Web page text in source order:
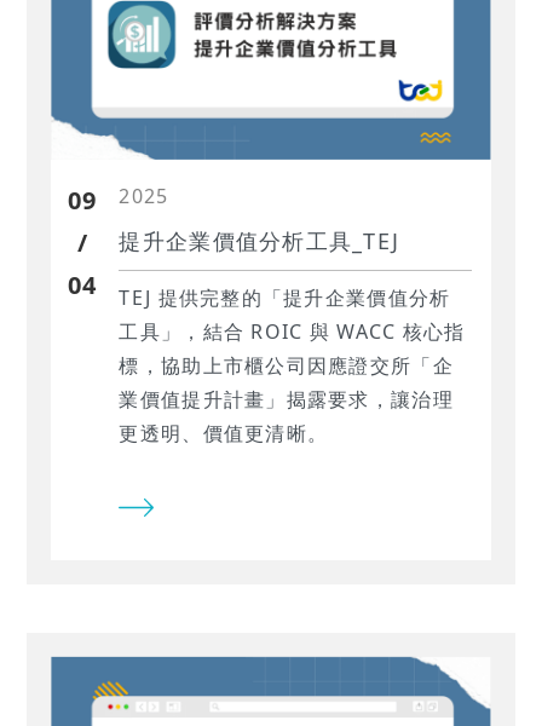
09
/
04
2025
提升企業價值分析工具_TEJ
TEJ 提供完整的「提升企業價值分析
工具」，結合 ROIC 與 WACC 核心指
標，協助上市櫃公司因應證交所「企
業價值提升計畫」揭露要求，讓治理
更透明、價值更清晰。